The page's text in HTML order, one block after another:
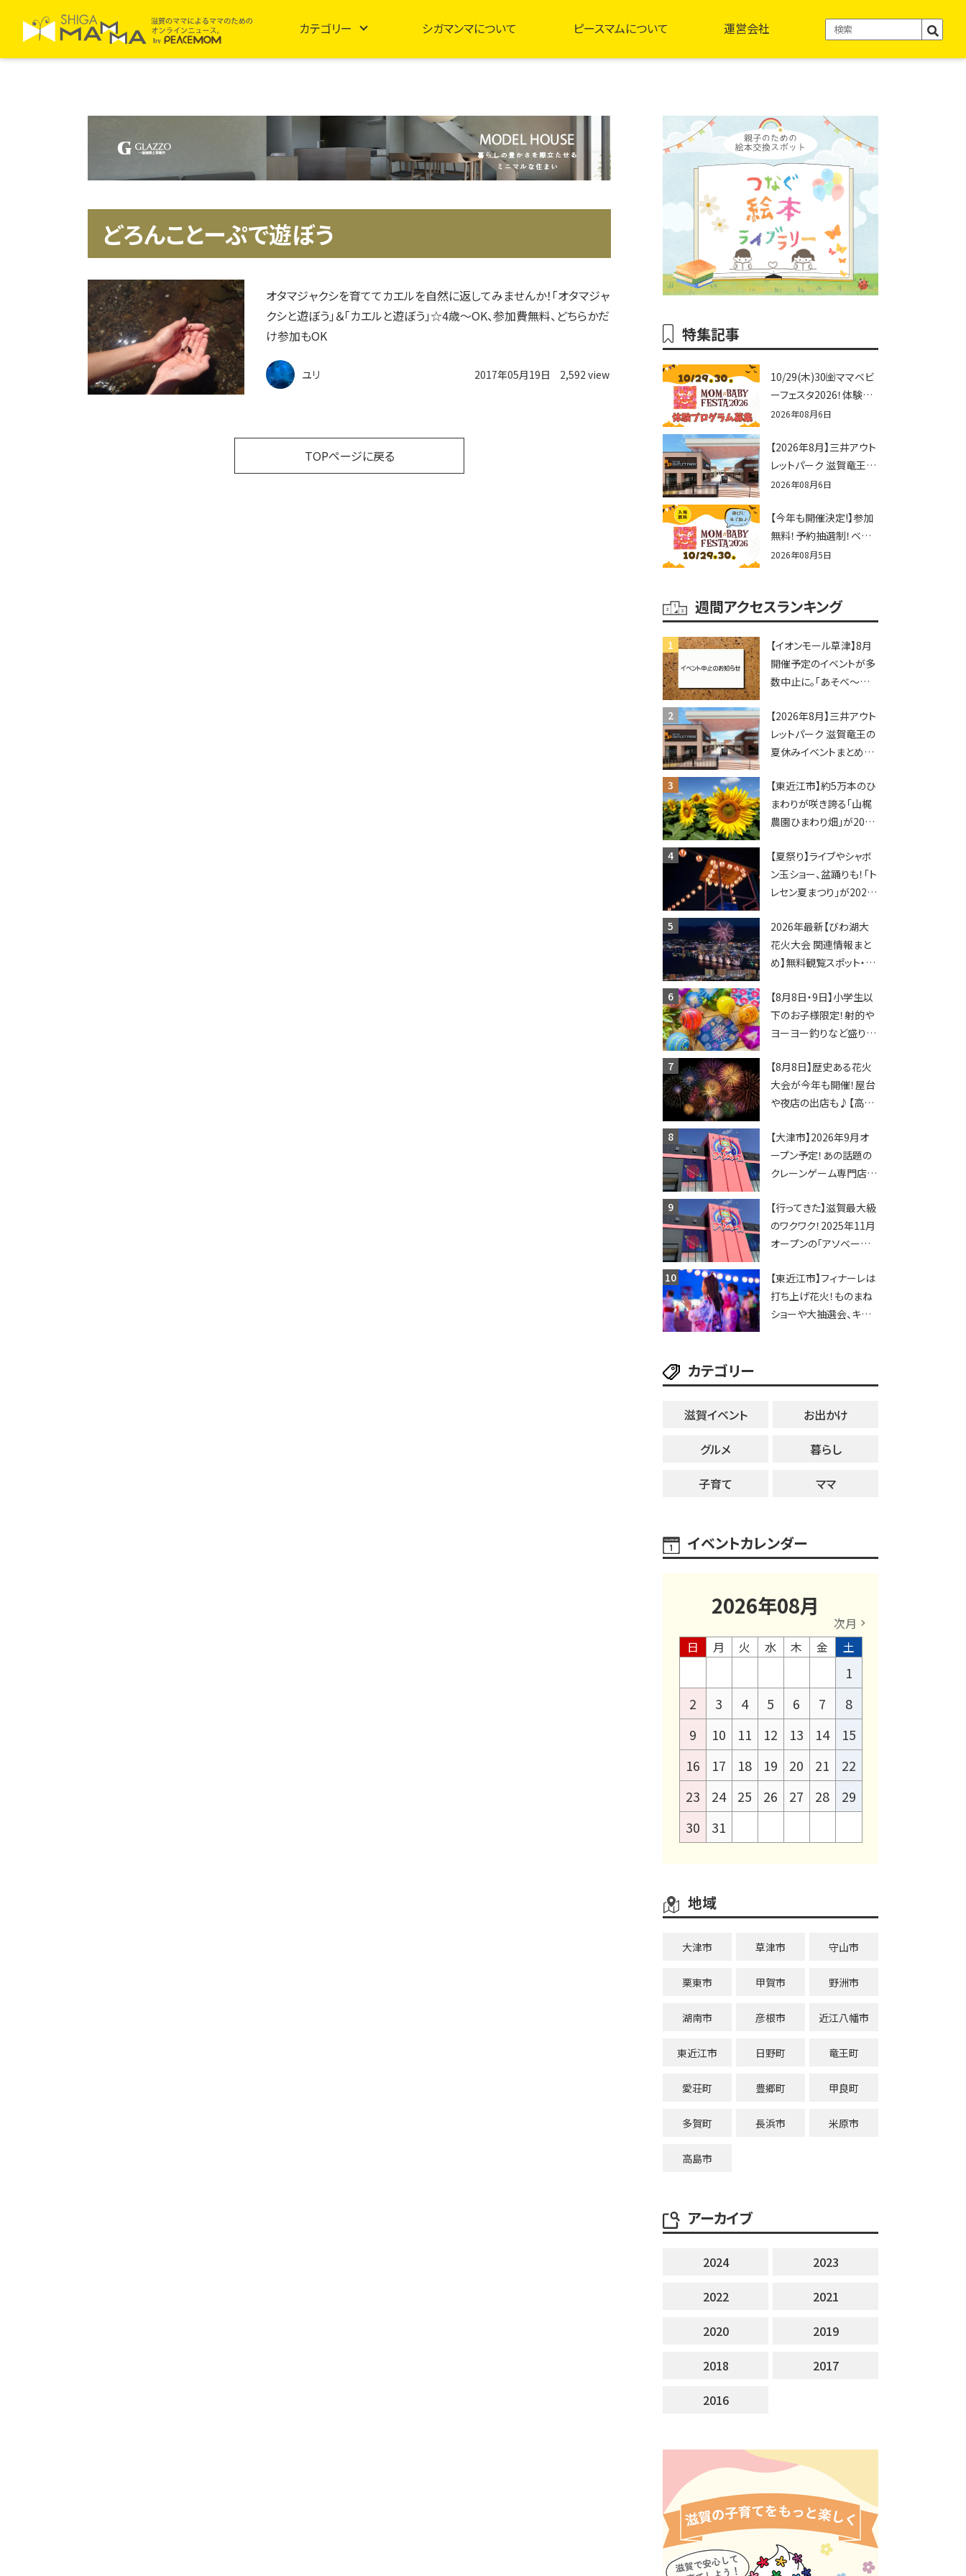
カテゴリー シガマンマについて ピースマムについて 運営会社
どろんことーぷで遊ぼう
オタマジャクシを育ててカエルを自然に返してみませんか！「オタマジャ
クシと遊ぼう」＆「カエルと遊ぼう」☆4歳～OK、参加費無料、どちらかだ
け参加もOK
ユリ 2017年05月19日 2,592 view
TOPページに戻る
特集記事
10/29(木)30㈮ママベビ
ーフェスタ2026！体験プ
ログラム募集♪赤ちゃん
せんか？
2026年08月6日
【2026年8月】三井アウト
レットパーク 滋賀竜王の
夏休みイベントまとめ！
辛グルメ・フォトコンテス
トまで盛りだくさん！
2026年08月6日
【今年も開催決定!】参加
無料！予約抽選制！ベビ
ーファミリー必見☆入場
2026！親子で楽しもう
♪inピエリ守山
2026年08月5日
週間アクセスランキング
【イオンモール草津】8月
開催予定のイベントが多
数中止に。「あそべ〜る
ショーなど
【2026年8月】三井アウト
レットパーク 滋賀竜王の
夏休みイベントまとめ！
辛グルメ・フォトコンテス
トまで盛りだくさん！
【東近江市】約5万本のひ
まわりが咲き誇る「山梶
農園ひまわり畑」が2026
ポットやキッチンカーも
登場！何度も入園できる
フリーパスも販売★
【夏祭り】ライブやシャボ
ン玉ショー、盆踊りも！「ト
レセン夏まつり」が2026
2026年最新【びわ湖大
花火大会 関連情報まと
め】無料観覧スポット・同
ップ・交通規制に近隣施
設の駐車場情報なども
要チェック★
【8月8日・9日】小学生以
下のお子様限定！射的や
ヨーヨー釣りなど盛りだ
ちびっこ縁日開催♪【モリ
ーブ】
【8月8日】歴史ある花火
大会が今年も開催！屋台
や夜店の出店も♪【高宮
【大津市】2026年9月オ
ープン予定！あの話題の
クレーンゲーム専門店
ってくる！豊郷店に続く滋
賀2店舗目★
【行ってきた】滋賀最大級
のワクワク！2025年11月
オープンの「アソベース
レーンゲームで青果や日
用品までゲットできる新
スポット！
【東近江市】フィナーレは
打ち上げ花火！ものまね
ショーや大抽選会、キッチ
り公園で開催！【8月8日】
カテゴリー
滋賀イベント
お出かけ
グルメ
暮らし
子育て
ママ
イベントカレンダー
2026年08月
次月
日
月 火 水 木 金 土
1
2
3 4 5 6 7
8
9
10 11 12 13 14
15
16
17 18 19 20 21
22
23
24 25 26 27 28
29
30
31
地域
大津市 草津市 守山市
栗東市 甲賀市 野洲市
湖南市 彦根市 近江八幡市
東近江市 日野町 竜王町
愛荘町 豊郷町 甲良町
多賀町 長浜市 米原市
高島市
アーカイブ
2024
2023
2022
2021
2020
2019
2018
2017
2016